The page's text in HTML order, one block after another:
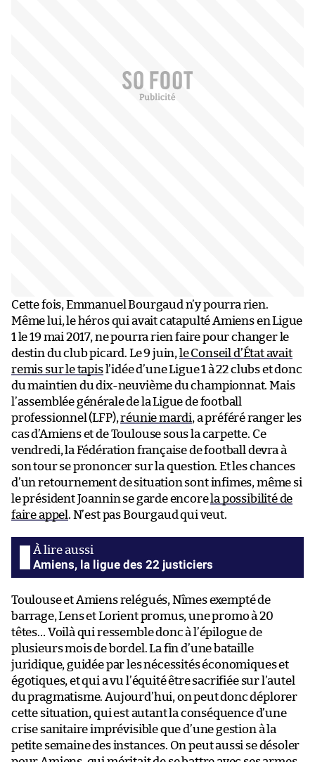
Cette fois, Emmanuel Bourgaud n’y pourra rien.
Même lui, le héros qui avait catapulté Amiens en Ligue
1 le 19 mai 2017, ne pourra rien faire pour changer le
destin du club picard. Le 9 juin, le Conseil d’État avait
remis sur le tapisl’idée d’une Ligue 1 à 22 clubs et donc
du maintien du dix-neuvième du championnat. Mais
l’assemblée générale de la Ligue de football
professionnel (LFP),réunie mardi, a préféré ranger les
cas d’Amiens et de Toulouse sous la carpette. Ce
vendredi, la Fédération française de football devra à
son tour se prononcer sur la question. Et les chances
d’un retournement de situation sont infimes, même si
le président Joannin se garde encorela possibilité de
faire appel. N’est pas Bourgaud qui veut.
Amiens, la ligue des 22 justiciers
Toulouse et Amiens relégués, Nîmes exempté de
barrage, Lens et Lorient promus, une promo à 20
têtes… Voilà qui ressemble donc à l’épilogue de
plusieurs mois de bordel. La fin d’une bataille
juridique, guidée par les nécessités économiques et
égotiques, et qui a vu l’équité être sacrifiée sur l’autel
du pragmatisme. Aujourd’hui, on peut donc déplorer
cette situation, qui est autant la conséquence d’une
crise sanitaire imprévisible que d’une gestion à la
petite semaine des instances. On peut aussi se désoler